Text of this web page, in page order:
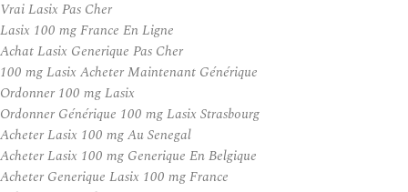
Vrai Lasix Pas Cher
Lasix 100 mg France En Ligne
Achat Lasix Generique Pas Cher
100 mg Lasix Acheter Maintenant Générique
Ordonner 100 mg Lasix
Ordonner Générique 100 mg Lasix Strasbourg
Acheter Lasix 100 mg Au Senegal
Acheter Lasix 100 mg Generique En Belgique
Acheter Generique Lasix 100 mg France